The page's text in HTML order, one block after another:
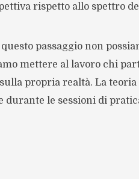
rispetto allo spettro
passaggio non
mettere al lavoro chi
propria realtà. La
durante le sessioni di